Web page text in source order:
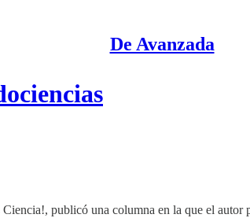
De Avanzada
publicó una columna en la que el